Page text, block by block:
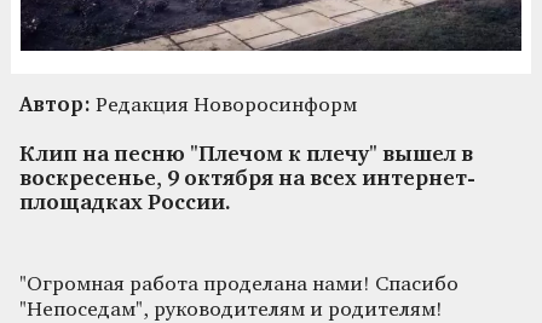
Автор: Редакция Новоросинформ
Клип на песню "Плечом к плечу" вышел в
воскресенье, 9 октября на всех интернет-
площадках России.
"Огромная работа проделана нами! Спасибо
"Непоседам", руководителям и родителям!